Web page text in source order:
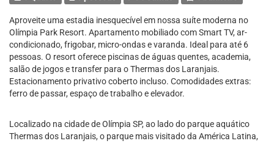
Aproveite uma estadia inesquecível em nossa suíte moderna no
Olímpia Park Resort. Apartamento mobiliado com Smart TV, ar-
condicionado, frigobar, micro-ondas e varanda. Ideal para até 6
pessoas. O resort oferece piscinas de águas quentes, academia,
salão de jogos e transfer para o Thermas dos Laranjais.
Estacionamento privativo coberto incluso. Comodidades extras:
ferro de passar, espaço de trabalho e elevador.
Localizado na cidade de Olímpia SP, ao lado do parque aquático
Thermas dos Laranjais, o parque mais visitado da América Latina,